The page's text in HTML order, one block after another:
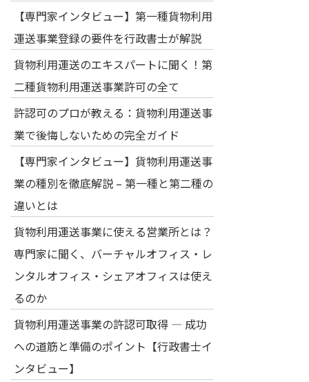
【専門家インタビュー】第一種貨物利用
運送事業登録の要件を行政書士が解説
貨物利用運送のエキスパートに聞く！第
二種貨物利用運送事業許可の全て
許認可のプロが教える：貨物利用運送事
業で後悔しないための完全ガイド
【専門家インタビュー】貨物利用運送事
業の種別を徹底解説 – 第一種と第二種の
違いとは
貨物利用運送事業に使える営業所とは？
専門家に聞く、バーチャルオフィス・レ
ンタルオフィス・シェアオフィスは使え
るのか
貨物利用運送事業の許認可取得 — 成功
への道筋と準備のポイント【行政書士イ
ンタビュー】